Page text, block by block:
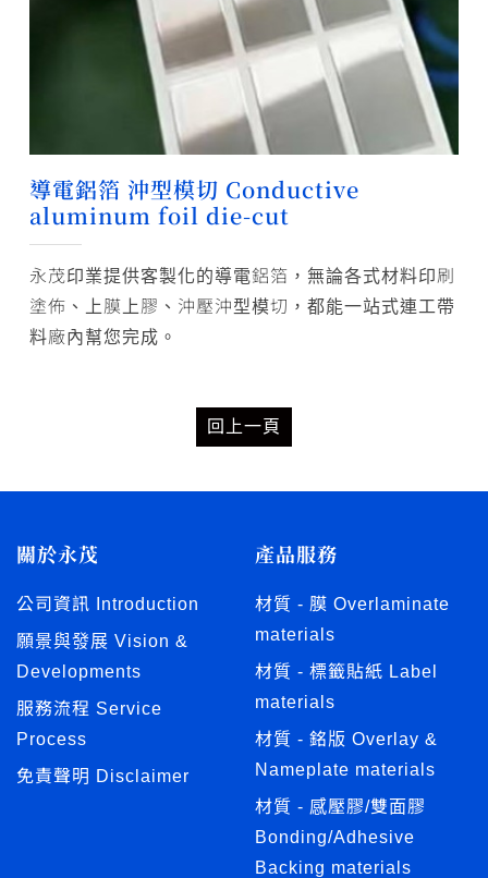
導電鋁箔 沖型模切 Conductive
aluminum foil die-cut
永茂印業提供客製化的導電鋁箔，無論各式材料印刷
塗佈、上膜上膠、沖壓沖型模切，都能一站式連工帶
料廠內幫您完成。
回上一頁
關於永茂
公司資訊 Introduction
願景與發展 Vision &
Developments
服務流程 Service
Process
免責聲明 Disclaimer
產品服務
材質 - 膜 Overlaminate
materials
材質 - 標籤貼紙 Label
materials
材質 - 銘版 Overlay &
Nameplate materials
材質 - 感壓膠/雙面膠
Bonding/Adhesive
Backing materials